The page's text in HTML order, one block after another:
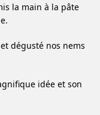
la main à la pâte
dégusté nos nems
idée et son